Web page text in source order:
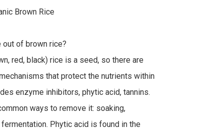
Brown Rice
out of brown rice?
red, black) rice is a seed, so there are
that protect the nutrients within
enzyme inhibitors, phytic acid, tannins.
ways to remove it: soaking,
Phytic acid is found in the